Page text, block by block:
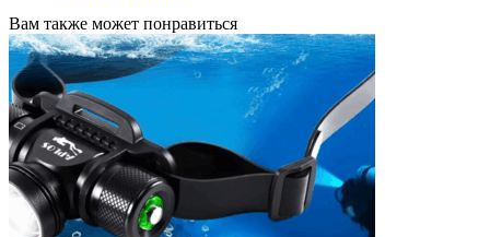
Вам также может понравиться